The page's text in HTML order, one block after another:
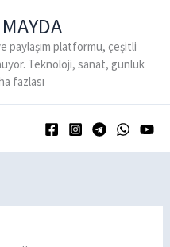
paylaşım platformu, çeşitli
Teknoloji, sanat, günlük
fazlası